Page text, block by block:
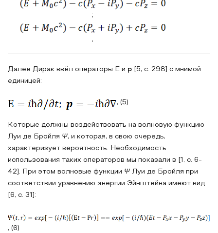
;
,
Далее Дирак ввёл операторы Е и р [5, с. 298] с мнимой
единицей:
, (5)
Которые должны воздействовать на волновую функцию
Луи де Бройля Ψ, и которая, в свою очередь,
характеризует вероятность. Необходимость
использования таких операторов мы показали в [1, с. 6-
42]. При этом волновые функции Ψ Луи де Бройля при
соответствии уравнению энергии Эйнштейна имеют вид
[6, с. 31]:
, (6)